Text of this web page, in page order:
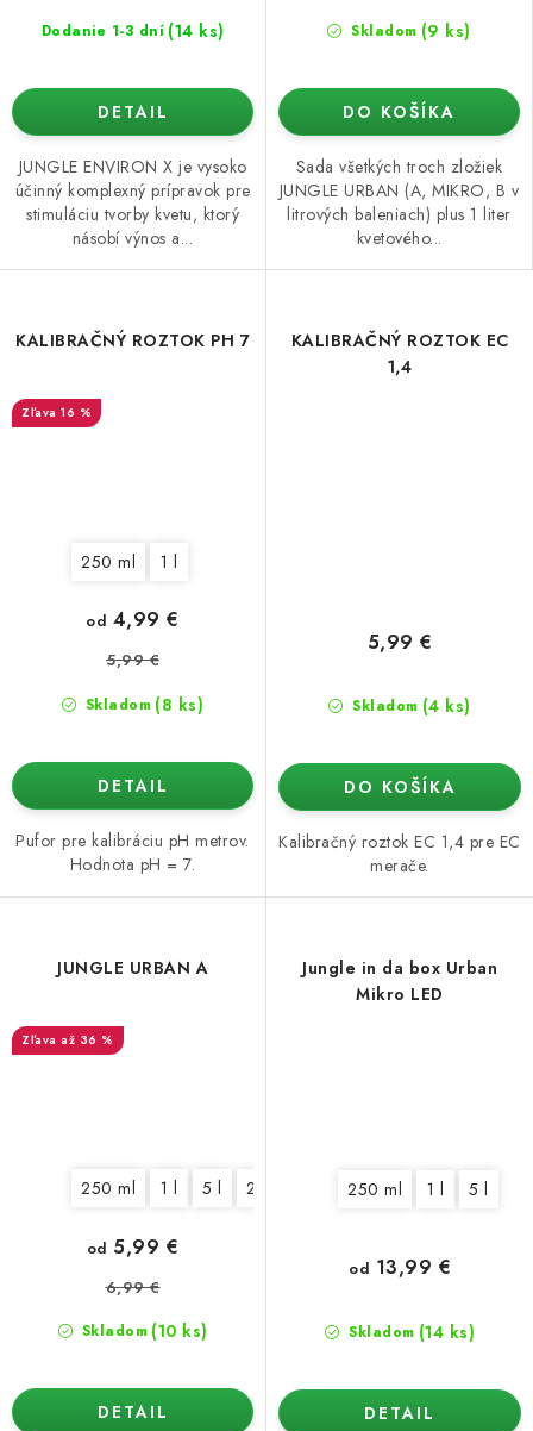
Dodanie 1-3 dní (14 ks)
DETAIL
JUNGLE ENVIRON X je vysoko
účinný komplexný prípravok pre
stimuláciu tvorby kvetu, ktorý
násobí výnos a...
Skladom (9 ks)
DO KOŠÍKA
Sada všetkých troch zložiek
JUNGLE URBAN (A, MIKRO, B v
litrových baleniach) plus 1 liter
kvetového...
KALIBRAČNÝ ROZTOK PH 7
16 %
250 ml 1 l
Skladom (8 ks)
od 4,99 €
5,99 €
DETAIL
Pufor pre kalibráciu pH metrov.
Hodnota pH = 7.
KALIBRAČNÝ ROZTOK EC
1,4
Skladom (4 ks)
5,99 €
DO KOŠÍKA
Kalibračný roztok EC 1,4 pre EC
merače.
JUNGLE URBAN A
až 36 %
250 ml 1 l 5 l 25 l
Skladom (10 ks)
od 5,99 €
6,99 €
DETAIL
Jungle in da box Urban
Mikro LED
250 ml 1 l 5 l
Skladom (14 ks)
od 13,99 €
DETAIL